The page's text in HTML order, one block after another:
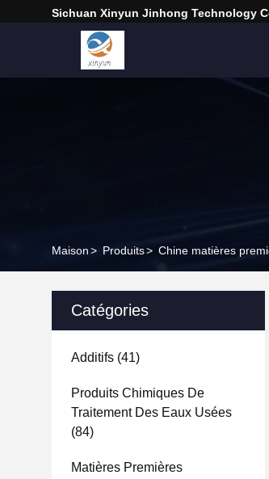
Sichuan Xinyun Jinhong Technology
Maison> Produits> Chine matières
Catégories
Additifs (41)
Produits Chimiques De
Traitement Des Eaux Usées
(84)
Matières Premières